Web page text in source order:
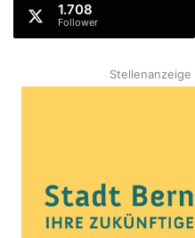
1.708
Follower